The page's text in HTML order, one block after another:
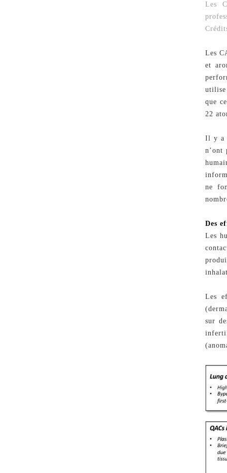
Les
Les
et
utilise
que
22
Il y a
n’ont
ne
Des
Les
Les
sur